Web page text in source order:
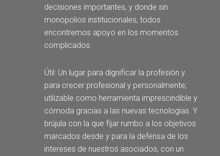
decisiones importantes, y donde sin
monopolios institucionales, todos
encontremos apoyo en los momentos
complicados.
Útil: Un lugar para dignificar la profesión y
para crecer profesional y personalmente;
utilizable como herramienta imprescindible y
cómoda gracias a las nuevas tecnologías. Y
brújula con la que fijar rumbo a los objetivos
marcados desde y para la defensa de los
intereses de nuestros asociados, con un